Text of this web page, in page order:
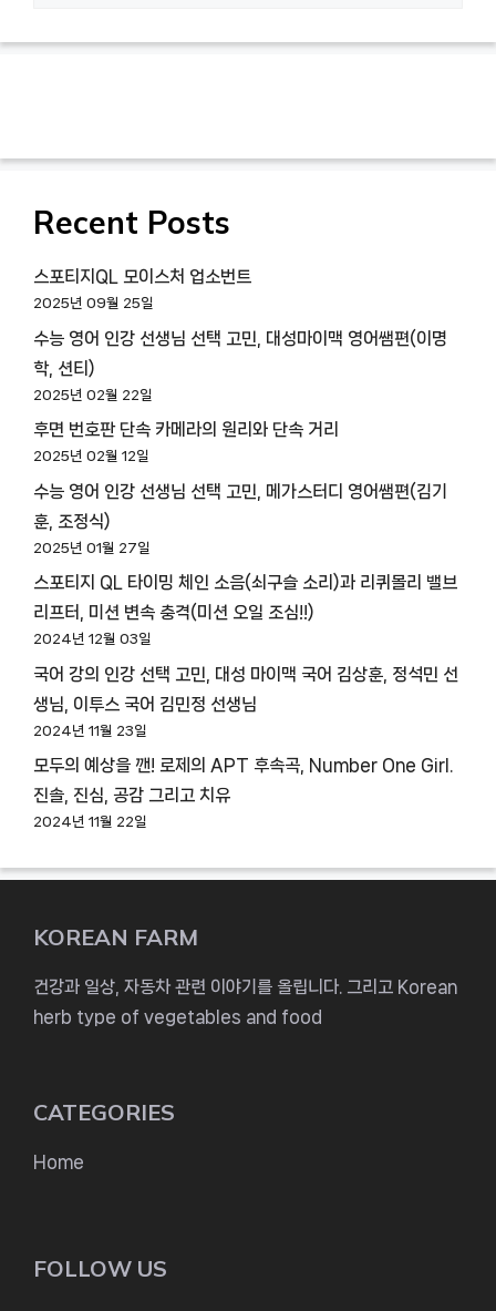
Recent Posts
스포티지QL 모이스처 업소번트
2025년 09월 25일
수능 영어 인강 선생님 선택 고민, 대성마이맥 영어쌤편(이명
학, 션티)
2025년 02월 22일
후면 번호판 단속 카메라의 원리와 단속 거리
2025년 02월 12일
수능 영어 인강 선생님 선택 고민, 메가스터디 영어쌤편(김기
훈, 조정식)
2025년 01월 27일
스포티지 QL 타이밍 체인 소음(쇠구슬 소리)과 리퀴몰리 밸브
리프터, 미션 변속 충격(미션 오일 조심!!)
2024년 12월 03일
국어 강의 인강 선택 고민, 대성 마이맥 국어 김상훈, 정석민 선
생님, 이투스 국어 김민정 선생님
2024년 11월 23일
모두의 예상을 깬! 로제의 APT 후속곡, Number One Girl.
진솔, 진심, 공감 그리고 치유
2024년 11월 22일
KOREAN FARM
건강과 일상, 자동차 관련 이야기를 올립니다. 그리고 Korean
herb type of vegetables and food
CATEGORIES
Home
FOLLOW US